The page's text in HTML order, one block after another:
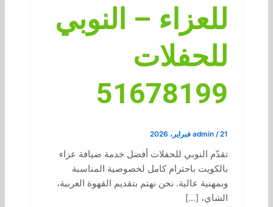
للعزاء – النوبي
للحفلات
51678199
admin /21 فبراير، 2026
تقدّم النوبي للحفلات أفضل خدمة ضيافة عزاء
بالكويت باحترام كامل لخصوصية المناسبة
وبمهنية عالية. نحن نهتم بتقديم القهوة العربية،
الشاي، […]